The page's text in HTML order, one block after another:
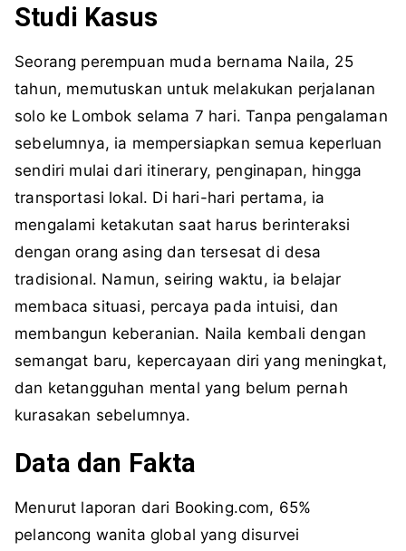
Studi Kasus
Seorang perempuan muda bernama Naila, 25
tahun, memutuskan untuk melakukan perjalanan
solo ke Lombok selama 7 hari. Tanpa pengalaman
sebelumnya, ia mempersiapkan semua keperluan
sendiri mulai dari itinerary, penginapan, hingga
transportasi lokal. Di hari-hari pertama, ia
mengalami ketakutan saat harus berinteraksi
dengan orang asing dan tersesat di desa
tradisional. Namun, seiring waktu, ia belajar
membaca situasi, percaya pada intuisi, dan
membangun keberanian. Naila kembali dengan
semangat baru, kepercayaan diri yang meningkat,
dan ketangguhan mental yang belum pernah
kurasakan sebelumnya.
Data dan Fakta
Menurut laporan dari Booking.com, 65%
pelancong wanita global yang disurvei